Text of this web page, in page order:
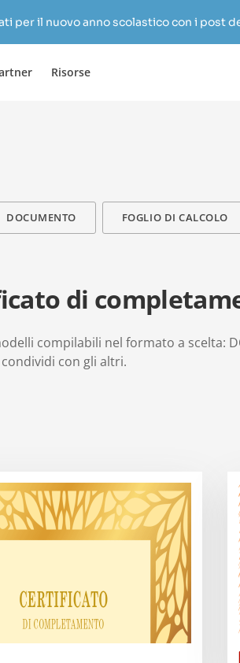
per il nuovo anno scolastico con i post
Risorse
DOCUMENTO FOGLIO DI CALCOLO
di
compilabili nel formato a scelta:
condividi con gli altri.